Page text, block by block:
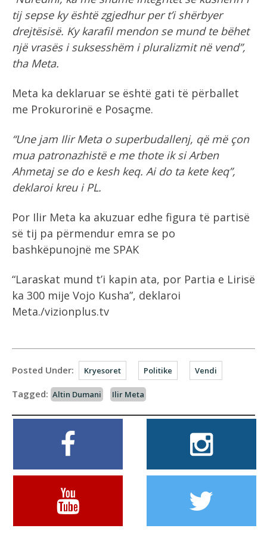
tij sepse ky është zgjedhur per t’i shërbyer
drejtësisë. Ky karafil mendon se mund te bëhet
një vrasës i suksesshëm i pluralizmit në vend”,
tha Meta.
Meta ka deklaruar se është gati të përballet
me Prokurorinë e Posaçme.
“Une jam Ilir Meta o superbudallenj, që më çon
mua patronazhistë e me thote ik si Arben
Ahmetaj se do e kesh keq. Ai do ta kete keq”,
deklaroi kreu i PL.
Por Ilir Meta ka akuzuar edhe figura të partisë
së tij pa përmendur emra se po
bashkëpunojnë me SPAK
“Laraskat mund t’i kapin ata, por Partia e Lirisë
ka 300 mije Vojo Kusha”, deklaroi
Meta./vizionplus.tv
Posted Under: Kryesoret Politike Vendi
Tagged: Altin Dumani Ilir Meta